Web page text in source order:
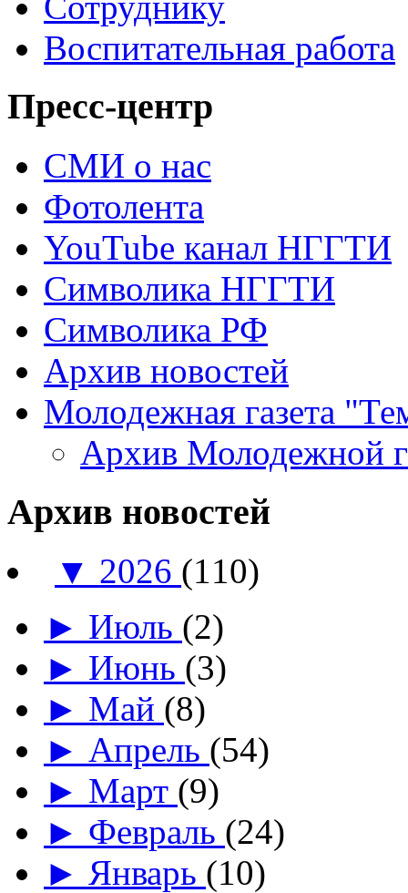
Воспитательная работа
Пресс-центр
СМИ о нас
Фотолента
YouTube канал НГГТИ
Символика НГГТИ
Символика РФ
Архив новостей
Молодежная газета
Архив Молодежной
Архив новостей
▼ 2026 (110)
► Июль (2)
► Июнь (3)
► Май (8)
► Апрель (54)
► Март (9)
► Февраль (24)
► Январь (10)